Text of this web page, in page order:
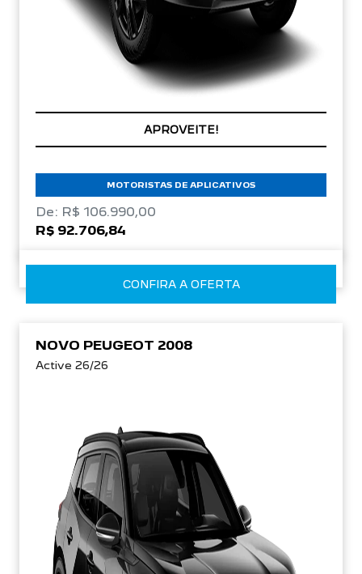
CONDIÇÃO IMPERDÍVEL
MOTORISTAS DE APLICATIVOS
De: R$ 106.990,00
R$ 92.706,84
CONFIRA A OFERTA
NOVO PEUGEOT 2008
Active 26/26